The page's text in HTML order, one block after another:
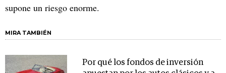
supone un riesgo enorme.
MIRA TAMBIÉN
Por qué los fondos de inversión